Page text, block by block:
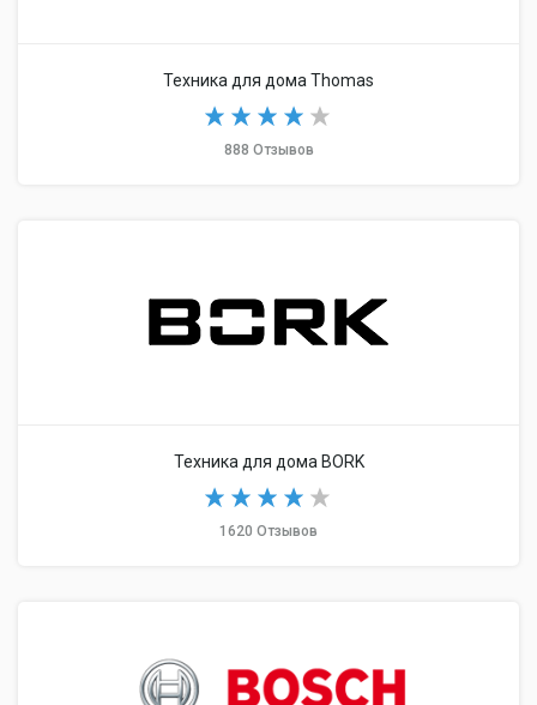
Техника для дома Thomas
888 Отзывов
Техника для дома BORK
1620 Отзывов